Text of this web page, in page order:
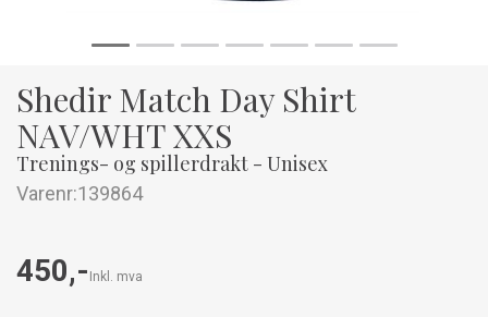
Shedir Match Day Shirt
NAV/WHT XXS
Trenings- og spillerdrakt - Unisex
Varenr:139864
450,- Inkl. mva